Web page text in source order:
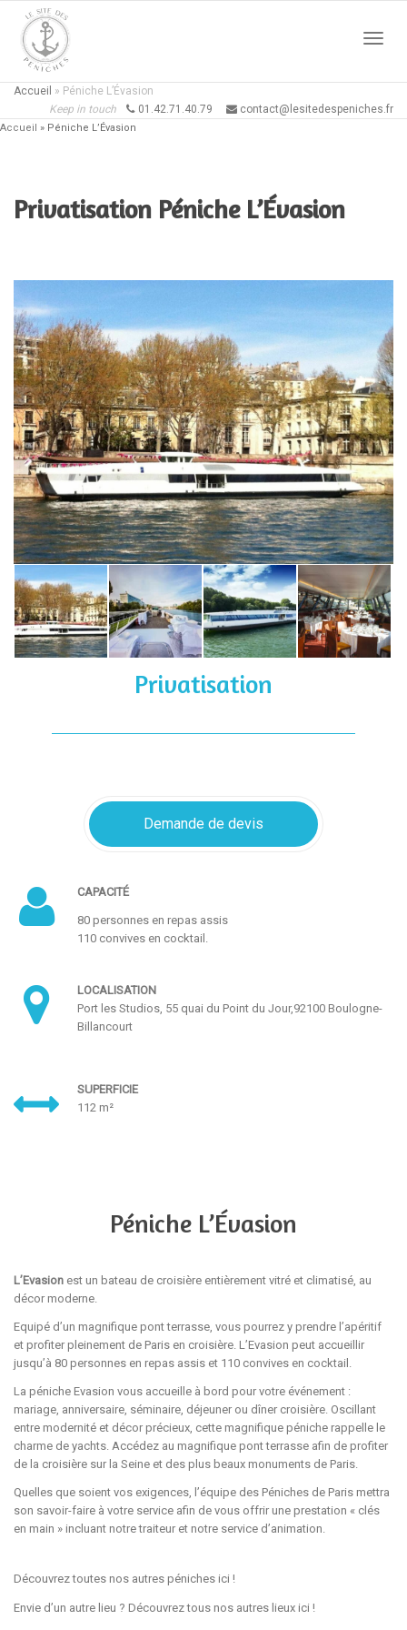
Accueil » Péniche L’Évasion
Keep in touch
01.42.71.40.79 contact@lesitedespeniches.fr
Accueil » Péniche L’Évasion
Privatisation Péniche L’Évasion
Privatisation
Demande de devis
CAPACITÉ
80 personnes en repas assis
110 convives en cocktail.
LOCALISATION
Port les Studios, 55 quai du Point du Jour,92100 Boulogne-
Billancourt
SUPERFICIE
112 m²
Péniche L’Évasion
L’Evasion est un bateau de croisière entièrement vitré et climatisé, au
décor moderne.
Equipé d’un magnifique pont terrasse, vous pourrez y prendre l’apéritif
et profiter pleinement de Paris en croisière. L’Evasion peut accueillir
jusqu’à 80 personnes en repas assis et 110 convives en cocktail.
La péniche Evasion vous accueille à bord pour votre événement :
mariage, anniversaire, séminaire, déjeuner ou dîner croisière. Oscillant
entre modernité et décor précieux, cette magnifique péniche rappelle le
charme de yachts. Accédez au magnifique pont terrasse afin de profiter
de la croisière sur la Seine et des plus beaux monuments de Paris.
Quelles que soient vos exigences, l’équipe des Péniches de Paris mettra
son savoir-faire à votre service afin de vous offrir une prestation « clés
en main » incluant notre traiteur et notre service d’animation.
Découvrez toutes nos autres péniches ici !
Envie d’un autre lieu ? Découvrez tous nos autres lieux ici !